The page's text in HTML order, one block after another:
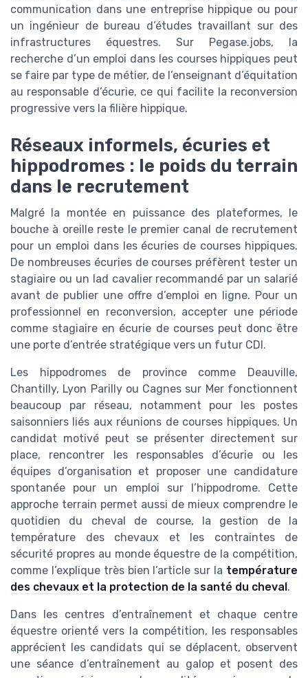
communication dans une entreprise hippique ou pour
un ingénieur de bureau d’études travaillant sur des
infrastructures équestres. Sur Pegase.jobs, la
recherche d’un emploi dans les courses hippiques peut
se faire par type de métier, de l’enseignant d’équitation
au responsable d’écurie, ce qui facilite la reconversion
progressive vers la filière hippique.
Réseaux informels, écuries et
hippodromes : le poids du terrain
dans le recrutement
Malgré la montée en puissance des plateformes, le
bouche à oreille reste le premier canal de recrutement
pour un emploi dans les écuries de courses hippiques.
De nombreuses écuries de courses préfèrent tester un
stagiaire ou un lad cavalier recommandé par un salarié
avant de publier une offre d’emploi en ligne. Pour un
professionnel en reconversion, accepter une période
comme stagiaire en écurie de courses peut donc être
une porte d’entrée stratégique vers un futur CDI.
Les hippodromes de province comme Deauville,
Chantilly, Lyon Parilly ou Cagnes sur Mer fonctionnent
beaucoup par réseau, notamment pour les postes
saisonniers liés aux réunions de courses hippiques. Un
candidat motivé peut se présenter directement sur
place, rencontrer les responsables d’écurie ou les
équipes d’organisation et proposer une candidature
spontanée pour un emploi sur l’hippodrome. Cette
approche terrain permet aussi de mieux comprendre le
quotidien du cheval de course, la gestion de la
température des chevaux et les contraintes de
sécurité propres au monde équestre de la compétition,
comme l’explique très bien l’article sur la température
des chevaux et la protection de la santé du cheval .
Dans les centres d’entraînement et chaque centre
équestre orienté vers la compétition, les responsables
apprécient les candidats qui se déplacent, observent
une séance d’entraînement au galop et posent des